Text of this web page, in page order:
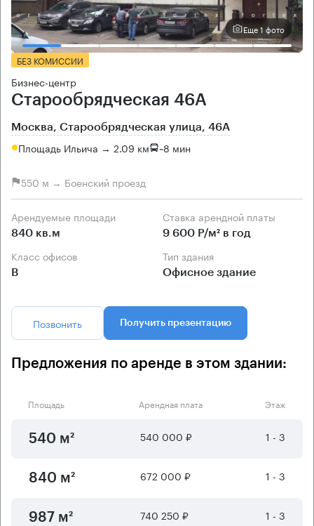
Еще 1 фото
БЕЗ КОМИССИИ
Бизнес-центр
Старообрядческая 46А
Москва, Старообрядческая улица, 46А
Площадь Ильича → 2.09 км ~8 мин
550 м → Боенский проезд
Арендуемые площади
840 кв.м
Ставка арендной платы
9 600 Р/м² в год
Класс офисов
B
Тип здания
Офисное здание
Позвонить Получить презентацию
Предложения по аренде в этом здании:
Площадь Арендная плата Этаж
540 м² 540 000 ₽ 1 - 3
840 м² 672 000 ₽ 1 - 3
987 м² 740 250 ₽ 1 - 3